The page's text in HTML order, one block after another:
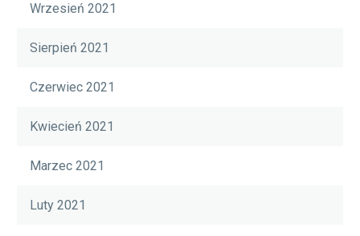
Wrzesień 2021
Sierpień 2021
Czerwiec 2021
Kwiecień 2021
Marzec 2021
Luty 2021